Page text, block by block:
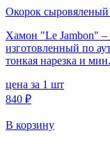
Окорок
Хамон "Le Jambon" –
изготовленный по
тонкая нарезка и
цена за 1 шт
840 ₽
В корзину